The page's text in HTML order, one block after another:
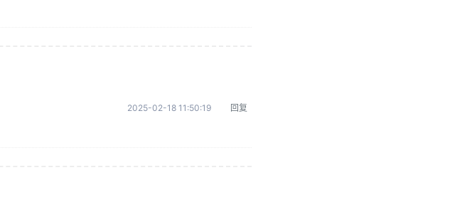
2025-02-18 11:50:19 回复